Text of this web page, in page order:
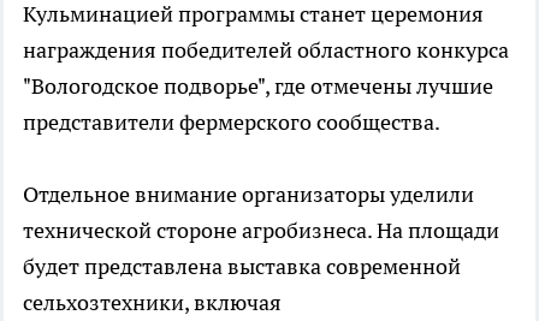
Кульминацией программы станет церемония
награждения победителей областного конкурса
"Вологодское подворье", где отмечены лучшие
представители фермерского сообщества.
Отдельное внимание организаторы уделили
технической стороне агробизнеса. На площади
будет представлена выставка современной
сельхозтехники, включая